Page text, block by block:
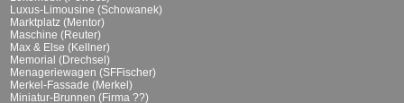
Luxus-Limousine (Schowanek)
Marktplatz (Mentor)
Maschine (Reuter)
Max & Else (Kellner)
Memorial (Drechsel)
Menageriewagen (SFFischer)
Merkel-Fassade (Merkel)
Miniatur-Brunnen (Firma ??)